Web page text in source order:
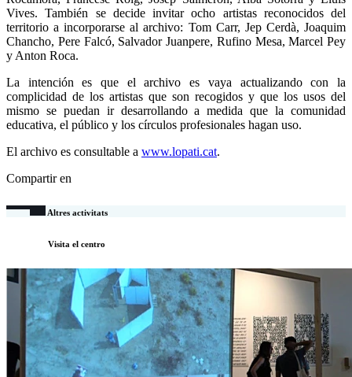
Vives. También se decide invitar ocho artistas reconocidos del
territorio a incorporarse al archivo: Tom Carr, Jep Cerdà, Joaquim
Chancho, Pere Falcó, Salvador Juanpere, Rufino Mesa, Marcel Pey
y Anton Roca.
La intención es que el archivo es vaya actualizando con la
complicidad de los artistas que son recogidos y que los usos del
mismo se puedan ir desarrollando a medida que la comunidad
educativa, el público y los círculos profesionales hagan uso.
El archivo es consultable a www.lopati.cat.
Compartir en
Altres activitats
Visita el centro